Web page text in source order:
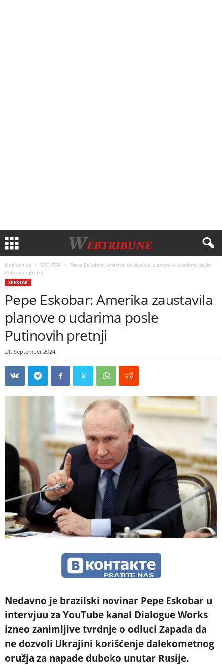
Naslovnica SPEKTAR
Pepe Eskobar: Amerika zaustavila planove o udarima posle
Putinovih pretnji
SPEKTAR
Pepe Eskobar: Amerika zaustavila
planove o udarima posle
Putinovih pretnji
21. September 2024.
Nedavno je brazilski novinar Pepe Eskobar u
intervjuu za YouTube kanal Dialogue Works
izneo zanimljive tvrdnje o odluci Zapada da
ne dozvoli Ukrajini korišćenje dalekometnog
oružja za napade duboko unutar Rusije.